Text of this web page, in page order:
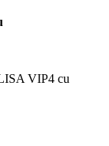
VIP4 cu